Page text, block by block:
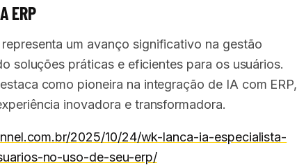
ERP
um avanço significativo na gestão
soluções práticas e eficientes para os usuários.
como pioneira na integração de IA com ERP,
inovadora e transformadora.
2025/10/24/wk-lanca-ia-especialista-
no-uso-de-seu-erp/